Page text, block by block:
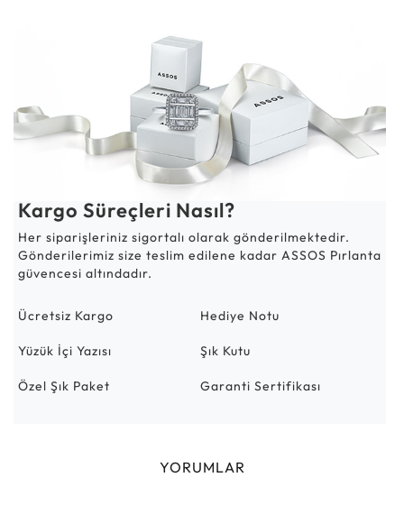
Kargo Süreçleri Nasıl?
Her siparişleriniz sigortalı olarak gönderilmektedir.
Gönderilerimiz size teslim edilene kadar ASSOS Pırlanta
güvencesi altındadır.
Ücretsiz Kargo Hediye Notu
Yüzük İçi Yazısı Şık Kutu
Özel Şık Paket Garanti Sertifikası
YORUMLAR